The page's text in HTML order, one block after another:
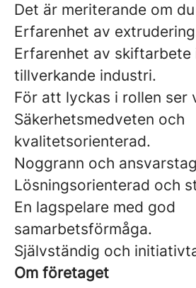
Det är meriterande om
Erfarenhet av
Erfarenhet av skiftarbete
tillverkande industri.
För att lyckas i rollen ser
Säkerhetsmedveten och
kvalitetsorienterad.
Noggrann och
Lösningsorienterad och
En lagspelare med god
samarbetsförmåga.
Självständig och
Om företaget